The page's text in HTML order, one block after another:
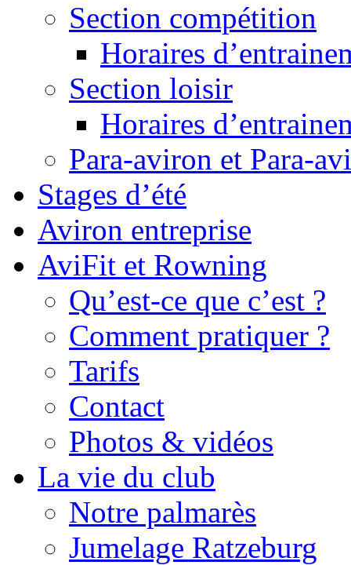
Section compétition
Horaires
Section loisir
Horaires
Para-aviron et Para-
Stages d’été
Aviron entreprise
AviFit et Rowning
Qu’est-ce que c’est ?
Comment pratiquer ?
Tarifs
Contact
Photos & vidéos
La vie du club
Notre palmarès
Jumelage Ratzeburg